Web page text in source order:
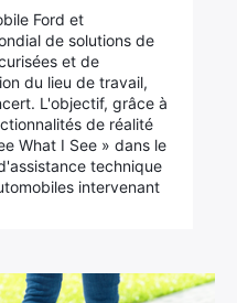
Ford et
de solutions de
et de
du lieu de travail,
L'objectif, grâce à
de réalité
What I See » dans le
technique
intervenant